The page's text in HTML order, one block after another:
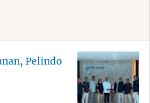
Pelindo